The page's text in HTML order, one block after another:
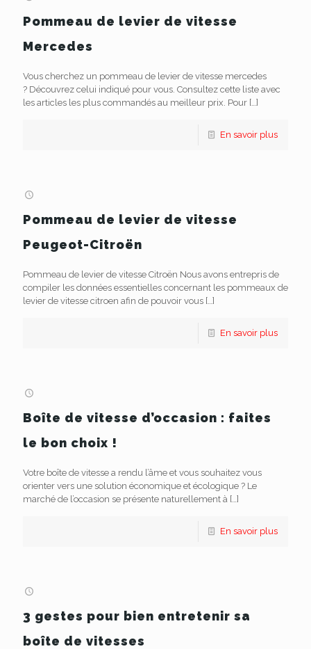
Pommeau de levier de vitesse
Mercedes
Vous cherchez un pommeau de levier de vitesse mercedes
? Découvrez celui indiqué pour vous. Consultez cette liste avec
les articles les plus commandés au meilleur prix. Pour […]
En savoir plus
Pommeau de levier de vitesse
Peugeot-Citroën
Pommeau de levier de vitesse Citroën Nous avons entrepris de
compiler les données essentielles concernant les pommeaux de
levier de vitesse citroen afin de pouvoir vous […]
En savoir plus
Boîte de vitesse d’occasion : faites
le bon choix !
Votre boîte de vitesse a rendu l’âme et vous souhaitez vous
orienter vers une solution économique et écologique ? Le
marché de l’occasion se présente naturellement à […]
En savoir plus
3 gestes pour bien entretenir sa
boîte de vitesses